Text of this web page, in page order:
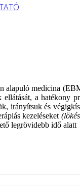
medicina
a hatékony
és
kezeléseket
legrövidebb idő